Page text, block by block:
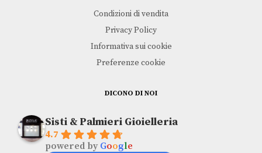
Condizioni di vendita
Privacy Policy
Informativa sui cookie
Preferenze cookie
DICONO DI NOI
Sisti & Palmieri Gioielleria
4.7
powered by Google